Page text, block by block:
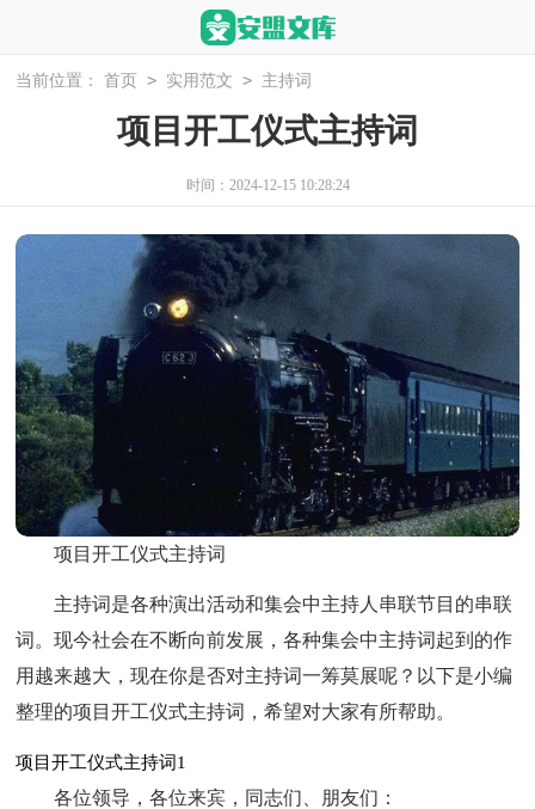
当前位置： 首页 > 实用范文 > 主持词
项目开工仪式主持词
时间：2024-12-15 10:28:24
项目开工仪式主持词
主持词是各种演出活动和集会中主持人串联节目的串联
词。现今社会在不断向前发展，各种集会中主持词起到的作
用越来越大，现在你是否对主持词一筹莫展呢？以下是小编
整理的项目开工仪式主持词，希望对大家有所帮助。
项目开工仪式主持词1
各位领导，各位来宾，同志们、朋友们：